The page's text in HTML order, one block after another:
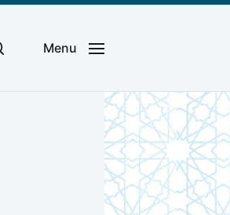
Menu